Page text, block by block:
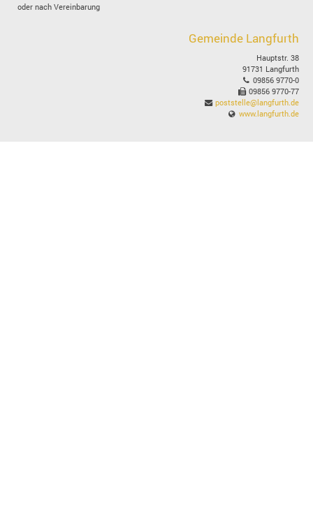
oder nach Vereinbarung
Gemeinde Langfurth
Hauptstr. 38
91731 Langfurth
09856 9770-0
09856 9770-77
poststelle@langfurth.de
www.langfurth.de